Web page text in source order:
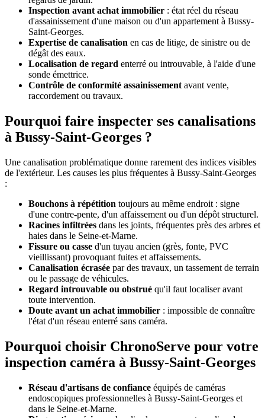
Inspection avant achat immobilier : état réel du réseau
d'assainissement d'une maison ou d'un appartement à Bussy-
Saint-Georges.
Expertise de canalisation en cas de litige, de sinistre ou de
dégât des eaux.
Localisation de regard enterré ou introuvable, à l'aide d'une
sonde émettrice.
Contrôle de conformité assainissement avant vente,
raccordement ou travaux.
Pourquoi faire inspecter ses canalisations
à Bussy-Saint-Georges ?
Une canalisation problématique donne rarement des indices visibles
de l'extérieur. Les causes les plus fréquentes à Bussy-Saint-Georges
:
Bouchons à répétition toujours au même endroit : signe
d'une contre-pente, d'un affaissement ou d'un dépôt structurel.
Racines infiltrées dans les joints, fréquentes près des arbres et
haies dans le Seine-et-Marne.
Fissure ou casse d'un tuyau ancien (grès, fonte, PVC
vieillissant) provoquant fuites et affaissements.
Canalisation écrasée par des travaux, un tassement de terrain
ou le passage de véhicules.
Regard introuvable ou obstrué qu'il faut localiser avant
toute intervention.
Doute avant un achat immobilier : impossible de connaître
l'état d'un réseau enterré sans caméra.
Pourquoi choisir ChronoServe pour votre
inspection caméra à Bussy-Saint-Georges
Réseau d'artisans de confiance équipés de caméras
endoscopiques professionnelles à Bussy-Saint-Georges et
dans le Seine-et-Marne.